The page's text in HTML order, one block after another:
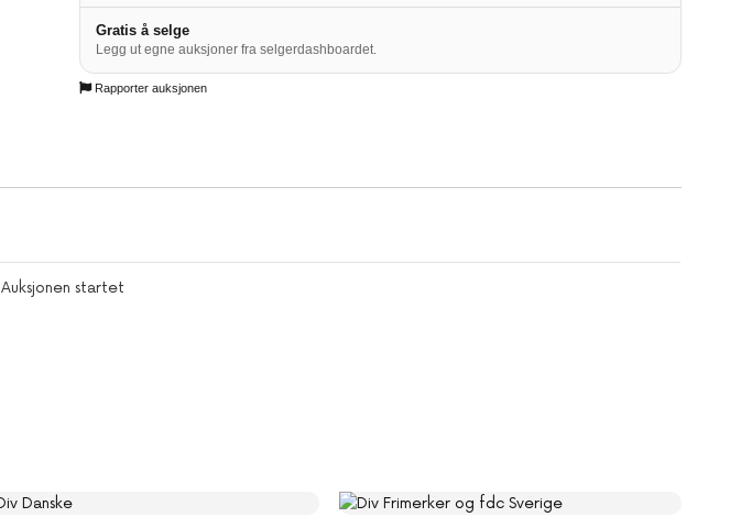
Gratis å selge
Legg ut egne auksjoner fra selgerdashboardet.
Rapporter auksjonen
Auksjonen startet